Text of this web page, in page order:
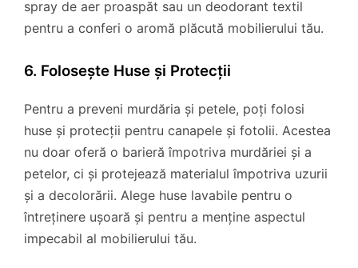
spray de aer proaspăt sau un deodorant textil
pentru a conferi o aromă plăcută mobilierului tău.
6. Folosește Huse și Protecții
Pentru a preveni murdăria și petele, poți folosi
huse și protecții pentru canapele și fotolii. Acestea
nu doar oferă o barieră împotriva murdăriei și a
petelor, ci și protejează materialul împotriva uzurii
și a decolorării. Alege huse lavabile pentru o
întreținere ușoară și pentru a menține aspectul
impecabil al mobilierului tău.